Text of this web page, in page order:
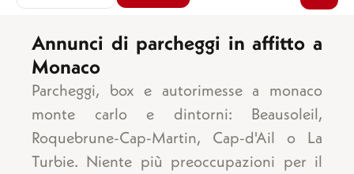
Superficie
Vista mare
Balcone/terraza
Parcheggio
Garage
Annunci di parcheggi in affitto a
Monaco
Parcheggi, box e autorimesse a monaco
monte carlo e dintorni: Beausoleil,
Roquebrune-Cap-Martin, Cap-d'Ail o La
Turbie. Niente più preoccupazioni per il